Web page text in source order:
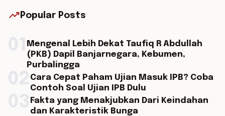
trending_up Popular Posts
Mengenal Lebih Dekat Taufiq R Abdullah
(PKB) Dapil Banjarnegara, Kebumen,
Purbalingga
Cara Cepat Paham Ujian Masuk IPB? Coba
Contoh Soal Ujian IPB Dulu
Fakta yang Menakjubkan Dari Keindahan
dan Karakteristik Bunga